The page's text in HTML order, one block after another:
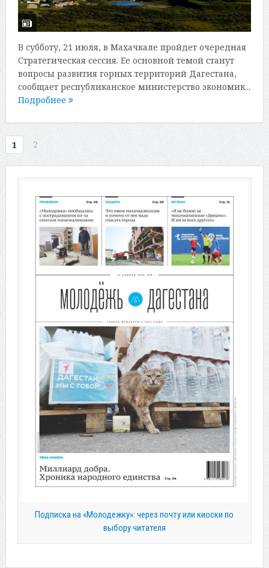
В субботу, 21 июля, в Махачкале пройдет очередная
Стратегическая сессия. Ее основной темой станут
вопросы развития горных территорий Дагестана,
сообщает республиканское министерство экономик...
Подробнее
1 2
Подписка на «Молодежку»: через почту или киоски по
выбору читателя